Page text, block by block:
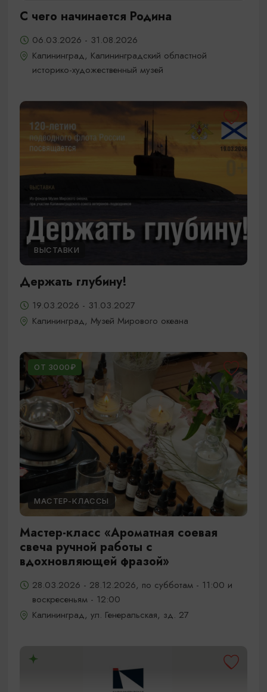
С чего начинается Родина
06.03.2026 - 31.08.2026
Калининград, Калининградский областной
историко-художественный музей
ВЫСТАВКИ
Держать глубину!
19.03.2026 - 31.03.2027
Калининград, Музей Мирового океана
ОТ 3000₽
МАСТЕР-КЛАССЫ
Мастер-класс «Ароматная соевая
свеча ручной работы с
вдохновляющей фразой»
28.03.2026 - 28.12.2026, по субботам - 11:00 и
воскресеньям - 12:00
Калининград, ул. Генеральская, зд. 27